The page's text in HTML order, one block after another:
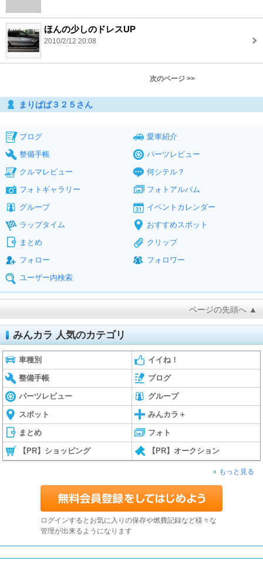
ほんの少しのドレスUP
2010/2/12 20:08
次のページ >>
まりぱぱ３２５さん
ブログ
愛車紹介
整備手帳
パーツレビュー
クルマレビュー
何シテル？
フォトギャラリー
フォトアルバム
グループ
イベントカレンダー
ラップタイム
おすすめスポット
まとめ
クリップ
フォロー
フォロワー
ユーザー内検索
ページの先頭へ ▲
みんカラ 人気のカテゴリ
車種別 イイね！
整備手帳 ブログ
パーツレビュー グループ
スポット みんカラ＋
まとめ フォト
【PR】ショッピング 【PR】オークション
もっと見る
ログインするとお気に入りの保存や燃費記録など様々な
管理が出来るようになります